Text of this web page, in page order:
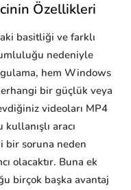
Özellikleri
basitliği ve farklı
nedeniyle
hem Windows
bir güçlük veya
videoları MP4
aracı
bir soruna neden
olacaktır. Buna ek
birçok başka avantaj